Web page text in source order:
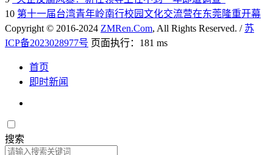
10 第十一届台湾青年岭南行校园文化交流营在东莞隆重开幕
Copyright © 2016-2024 ZMRen.Com, All Rights Reserved. / 苏
ICP备2023028977号 页面执行：181 ms
首页
即时新闻
搜索